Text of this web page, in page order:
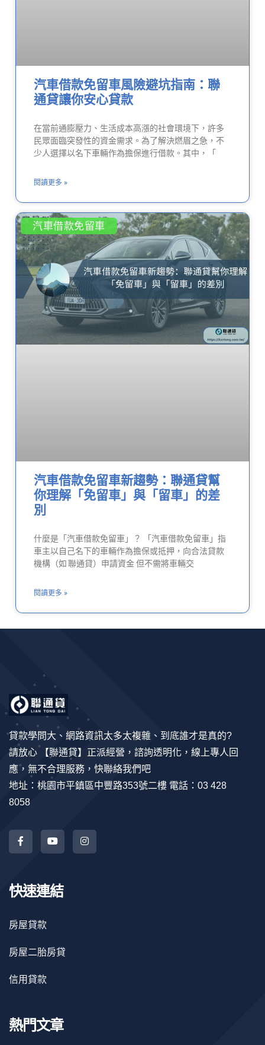
汽車借款免留車風險避坑指南：聯
通貸讓你安心貸款
在當前通膨壓力、生活成本高漲的社會環境下，許多
民眾面臨突發性的資金需求。為了解決燃眉之急，不
少人選擇以名下車輛作為擔保進行借款。其中，「
閱讀更多 »
汽車借款免留車
汽車借款免留車新趨勢：聯通貸幫
你理解「免留車」與「留車」的差
別
什麼是「汽車借款免留車」？ 「汽車借款免留車」指
車主以自己名下的車輛作為擔保或抵押，向合法貸款
機構（如 聯通貸）申請資金 但不需將車輛交
閱讀更多 »
貸款學問大、網路資訊太多太複雜、到底誰才是真的?
請放心 【聯通貸】正派經營，諮詢透明化，線上專人回
應，無不合理服務，快聯絡我們吧
地址：桃園市平鎮區中豐路353號二樓 電話：03 428
8058
快速連結
房屋貸款
房屋二胎房貸
信用貸款
熱門文章